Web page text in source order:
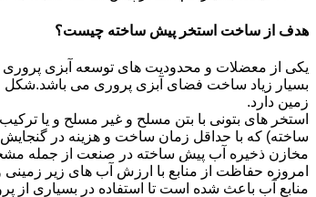
هدف از ساخت استخر پیش ساخته چیست؟
یکی از معضلات و محدودیت های توسعه آبزی پروری
بسیار زیاد ساخت فضای آبزی پروری می باشد.شکل
زمین دارد.
استخر های بتونی با بتن مسلح و غیر مسلح و یا
ساخته) که با حداقل زمان ساخت و هزینه در
مخازن ذخیره آب پیش ساخته در صنعت از جمله
امروزه حفاظت از منابع با ارزش آب های زیر
منابع آب باعث شده است تا استفاده در بسیاری از